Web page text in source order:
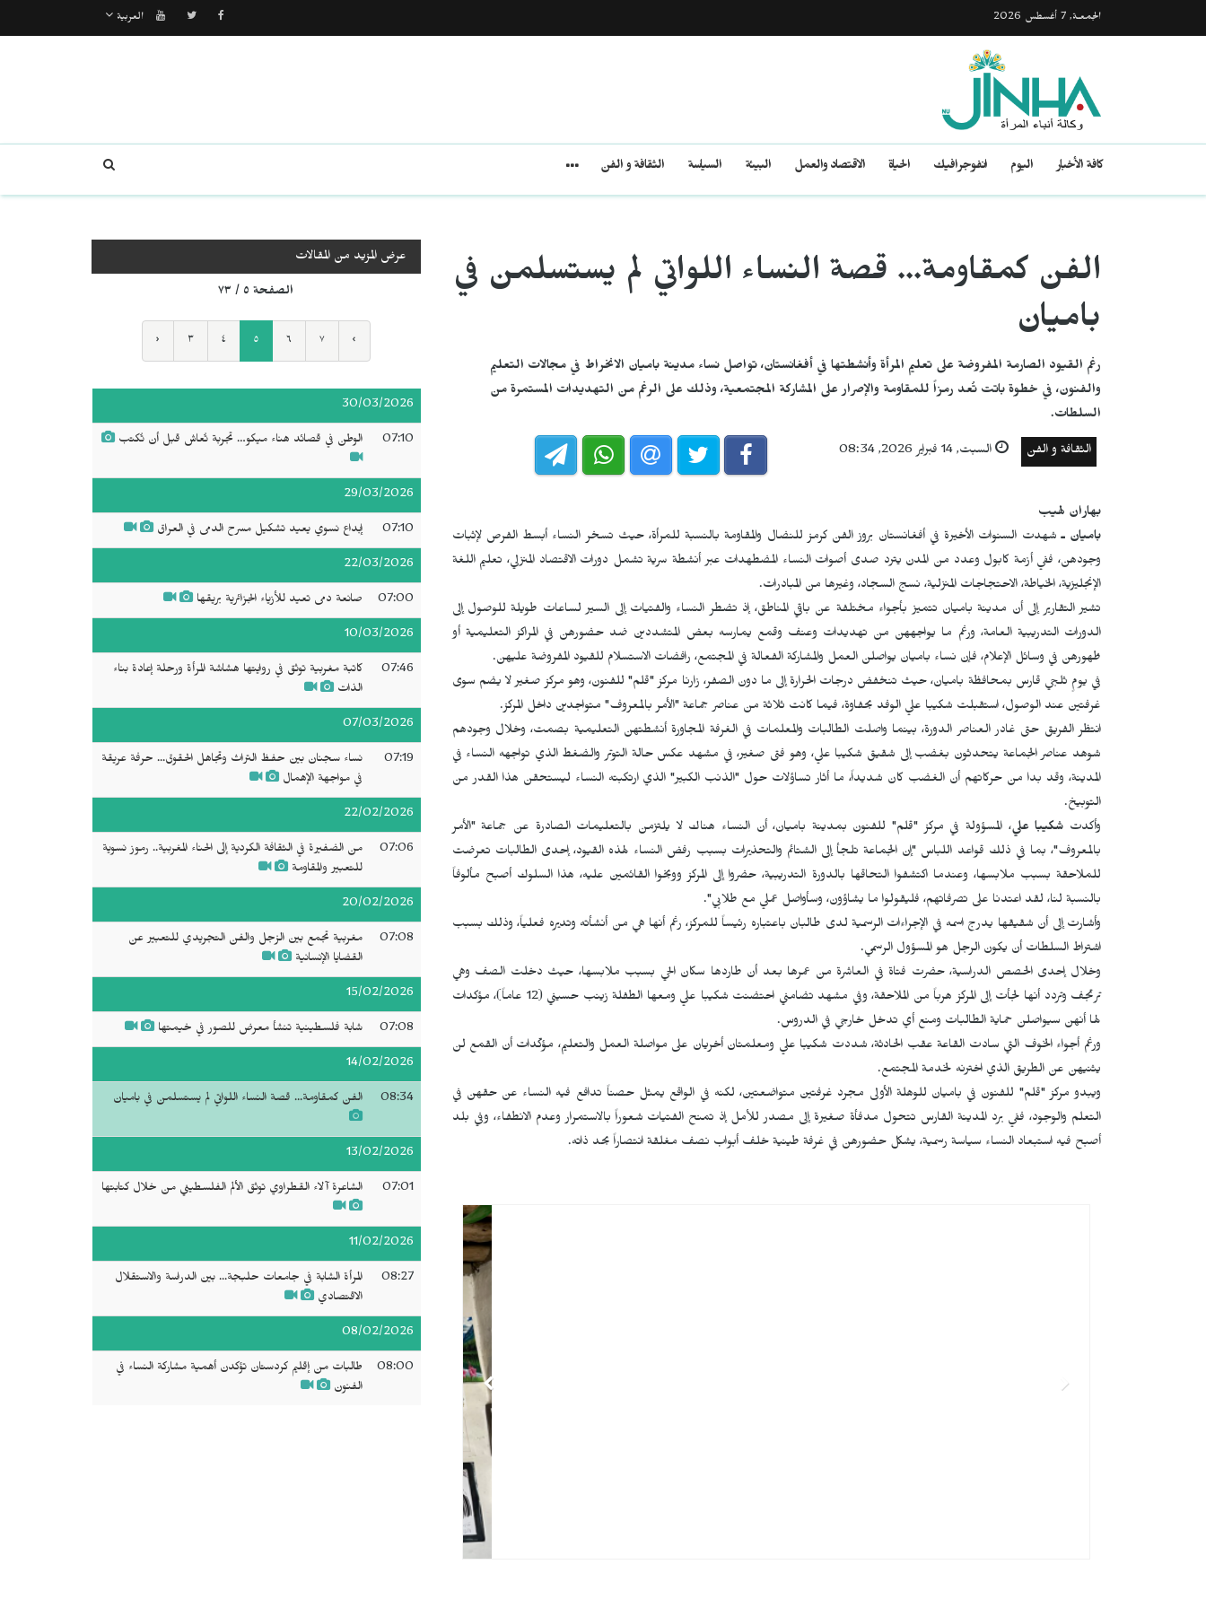
الجمعـة, 7 أغسطس 2026 العربية
كافة الأخبار اليوم انفوجرافيك الحياة الاقتصاد والعمل البيئة السياسة الثقافة و الفن
الفن كمقاومة... قصة النساء اللواتي لم يستسلمن في
باميان
رغم القيود الصارمة المفروضة على تعليم المرأة وأنشطتها في أفغانستان، تواصل نساء مدينة باميان الانخراط في مجالات التعليم
والفنون، في خطوة باتت تُعد رمزاً للمقاومة والإصرار على المشاركة المجتمعية، وذلك على الرغم من التهديدات المستمرة من
السلطات.
الثقافة و الفن السبت, 14 فبراير 2026, 08:34
بهاران لهيب
باميان ـشهدت السنوات الأخيرة في أفغانستان بروز الفن كرمز للنضال والمقاومة بالنسبة للمرأة، حيث تسخر النساء أبسط الفرص لإثبات
وجودهن، ففي أزمة كابول وعدد من المدن يترد صدى أصوات النساء المضطهدات عبر أنشطة سرية تشمل دورات الاقتصاد المنزلي، تعليم اللغة
الإنجليزية، الخياطة، الاحتجاجات المنزلية، نسج السجاد، وغيرها من المبادرات.
تشير التقارير إلى أن مدينة باميان تتميز بأجواء مختلفة عن باقي المناطق، إذ تضطر النساء والفتيات إلى السير لساعات طويلة للوصول إلى
الدورات التدريبية العامة، ورغم ما يواجههن من تهديدات وعنف وقمع يمارسه بعض المتشددين ضد حضورهن في المراكز التعليمية أو
ظهورهن في وسائل الإعلام، فإن نساء باميان يواصلن العمل والمشاركة الفعالة في المجتمع، رافضات الاستسلام للقيود المفروضة عليهن.
في يومٍ ثلجي قارس بمحافظة باميان، حيث تنخفض درجات الحرارة إلى ما دون الصفر، زارنا مركز "قلم" للفنون، وهو مركز صغير لا يضم سوى
غرفتين عند الوصول، استقبلت شكيبا علي الوفد بحفاوة، فيما كانت ثلاثة من عناصر جماعة "الأمر بالمعروف" متواجدين داخل المركز.
انتظر الفريق حتى غادر العناصر الدورة، بينما واصلت الطالبات والمعلمات في الغرفة المجاورة أنشطتهن التعليمية بصمت، وخلال وجودهم
شوهد عناصر الجماعة يتحدثون بغضب إلى شقيق شكيبا علي، وهو فتى صغير، في مشهد عكس حالة التوتر والضغط الذي تواجهه النساء في
المدينة، وقد بدا من حركاتهم أن الغضب كان شديداً، ما أثار تساؤلات حول "الذنب الكبير" الذي ارتكبته النساء ليستحقن هذا القدر من
التوبيخ.
وأكدت شكيبا علي، المسؤولة في مركز "قلم" للفنون بمدينة باميان، أن النساء هناك لا يلتزمن بالتعليمات الصادرة عن جماعة "الأمر
بالمعروف"، بما في ذلك قواعد اللباس "إن الجماعة تلجأ إلى الشتائم والتحذيرات بسبب رفض النساء لهذه القيود، إحدى الطالبات تعرضت
للملاحقة بسبب ملابسها، وعندما اكتشفوا التحاقها بالدورة التدريبية، حضروا إلى المركز ووبخوا القائمين عليه، هذا السلوك أصبح مألوفاً
بالنسبة لنا، لقد اعتدنا على تصرفاتهم، فليقولوا ما يشاؤون، وسأواصل عملي مع طلابي".
وأشارت إلى أن شقيقها يدرج اسمه في الإجراءات الرسمية لدى طالبان باعتباره رئيساً للمركز، رغم أنها هي من أنشأته وتديره فعلياً، وذلك بسبب
اشتراط السلطات أن يكون الرجل هو المسؤول الرسمي.
وخلال إحدى الحصص الدراسية، حضرت فتاة في العاشرة من عمرها بعد أن طاردها سكان الحي بسبب ملابسها، حيث دخلت الصف وهي
ترتجف وتردد أنها لجأت إلى المركز هرباً من الملاحقة، وفي مشهد تضامني احتضنت شكيبا علي ومعها الطفلة زينب حسيني (12 عاماً)، مؤكدات
لها أنهن سيواصلن حماية الطالبات ومنع أي تدخل خارجي في الدروس.
ورغم أجواء الخوف التي سادت القاعة عقب الحادثة، شددت شكيبا علي ومعلمتان أخريان على مواصلة العمل والتعليم، مؤكّدات أن القمع لن
يثنيهن عن الطريق الذي اخترنه لخدمة المجتمع.
ويبدو مركز "قلم" للفنون في باميان للوهلة الأولى مجرد غرفتين متواضعتين، لكنه في الواقع يمثل حصناً تدافع فيه النساء عن حقهن في
التعلم والوجود، ففي برد المدينة القارس تتحول مدفأة صغيرة إلى مصدر للأمل إذ تمنح الفتيات شعوراً بالاستمرار وعدم الانطفاء، وفي بلد
أصبح فيه استبعاد النساء سياسة رسمية، يشكل حضورهن في غرفة طينية خلف أبواب نصف مغلقة انتصاراً بحد ذاته.
عرض المزيد من المقالات
الصفحة ٥ / ٧٣
‹ ٣ ٤ ٥ ٦ ٧ ›
30/03/2026
07:10 الوطن في قصائد هناء ميكو… تجربة تُعاش قبل أن تُكتب
29/03/2026
07:10 إبداع نسوي يعيد تشكيل مسرح الدمى في العراق
22/03/2026
07:00 صانعة دمى تعيد للأزياء الجزائرية بريقها
10/03/2026
07:46
كاتبة مغربية توثق في روايتها هشاشة المرأة ورحلة إعادة بناء
الذات
07/03/2026
07:19
نساء سجنان بين حفظ التراث وتجاهل الحقوق... حرفة عريقة
في مواجهة الإهمال
22/02/2026
07:06
من الضفيرة في الثقافة الكردية إلى الحناء المغربية.. رموز نسوية
للتعبير والمقاومة
20/02/2026
07:08
مغربية تجمع بين الزجل والفن التجريدي للتعبير عن
القضايا الإنسانية
15/02/2026
07:08 شابة فلسطينية تنشأ معرض للصور في خيمتها
14/02/2026
08:34 الفن كمقاومة... قصة النساء اللواتي لم يستسلمن في باميان
13/02/2026
07:01 الشاعرة آلاء القطراوي توثق الألم الفلسطيني من خلال كتابتها
11/02/2026
08:27
المرأة الشابة في جامعات حلبجة... بين الدراسة والاستقلال
الاقتصادي
08/02/2026
08:00
طالبات من إقليم كردستان تؤكدن أهمية مشاركة النساء في
الفنون